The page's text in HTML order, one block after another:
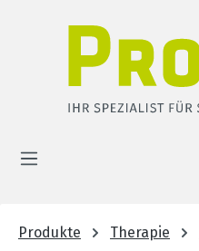
Produkte Therapie